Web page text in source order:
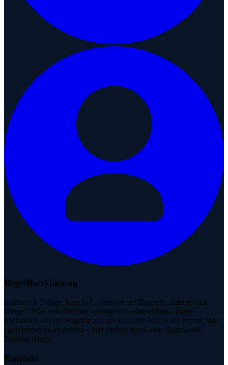
Begriffserklärung
Internet of Things, kurz IoT, bedeutet auf Deutsch „Internet der
Dinge". Was sich dahinter verbirgt ist weitreichend – daher
übersetzen wir die Begriffe aus der Industrie hier in die Praxis. Wie
auch immer du es nennst – hier findest du es ohne Buzzword-
Bullshit-Bingo.
Kontakt